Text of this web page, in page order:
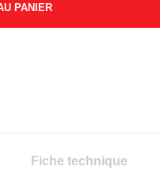
PANIER
Fiche technique